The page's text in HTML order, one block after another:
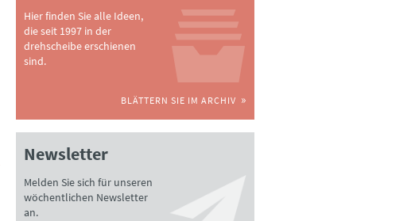
Hier finden Sie alle Ideen,
die seit 1997 in der
drehscheibe erschienen
sind.
BLÄTTERN SIE IM ARCHIV
Newsletter
Melden Sie sich für unseren
wöchentlichen Newsletter
an.